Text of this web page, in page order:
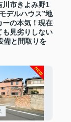
川市きよみ野1
デルハウス”地
ーの本気！現在
も見劣りしない
備と間取りを